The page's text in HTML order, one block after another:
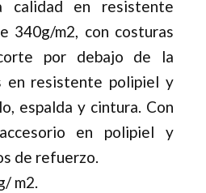
calidad en resistente
340g/m2, con costuras
por debajo de la
en resistente polipiel y
espalda y cintura. Con
en polipiel y
de refuerzo.
m2.